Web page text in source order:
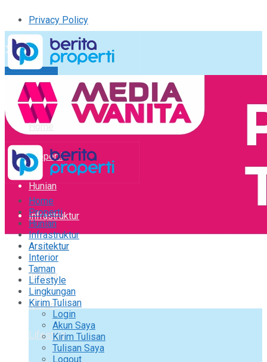
Privacy Policy
Kirim Tulisan
Tulisan Saya
Logout
Home
Properti
Hunian
Infrastruktur
Arsitektur
Interior
Taman
Lifestyle
Home
Properti
Hunian
Infrastruktur
Arsitektur
Interior
Taman
Lifestyle
Lingkungan
Kirim Tulisan
Login
Akun Saya
Kirim Tulisan
Tulisan Saya
Logout